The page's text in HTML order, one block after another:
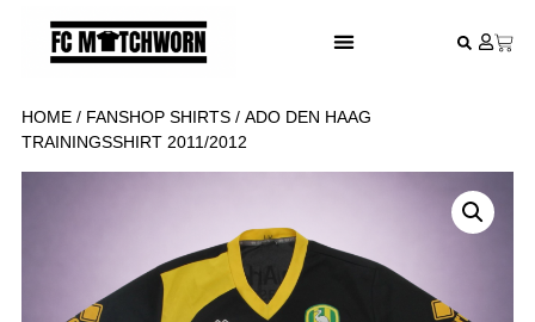
HOME/ FANSHOP SHIRTS/ ADO DEN HAAG
TRAININGSSHIRT 2011/2012